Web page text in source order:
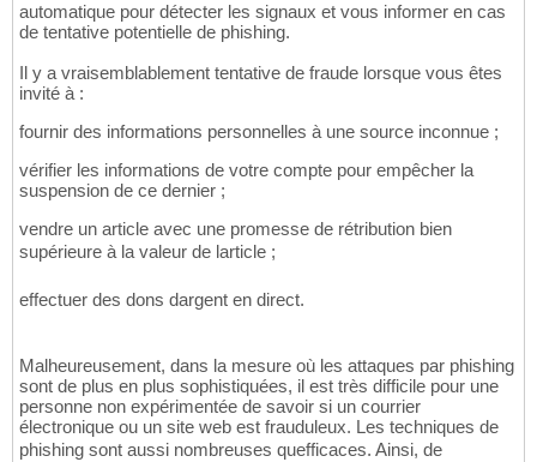
automatique pour détecter les signaux et vous informer en cas
de tentative potentielle de phishing.
Il y a vraisemblablement tentative de fraude lorsque vous êtes
invité à :
fournir des informations personnelles à une source inconnue ;
vérifier les informations de votre compte pour empêcher la
suspension de ce dernier ;
vendre un article avec une promesse de rétribution bien
supérieure à la valeur de larticle ;
effectuer des dons dargent en direct.
Malheureusement, dans la mesure où les attaques par phishing
sont de plus en plus sophistiquées, il est très difficile pour une
personne non expérimentée de savoir si un courrier
électronique ou un site web est frauduleux. Les techniques de
phishing sont aussi nombreuses quefficaces. Ainsi, de